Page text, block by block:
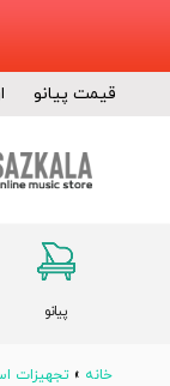
قیمت پیانو
پیانو
خانه »تجهیزات